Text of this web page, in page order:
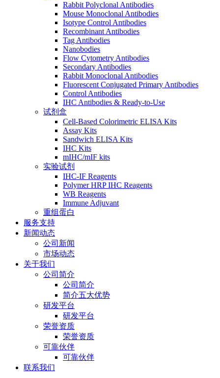
Rabbit Polyclonal Antibodies
Mouse Monoclonal Antibodies
Isotype Control Antibodies
Recombinant Antibodies
Tag Antibodies
Nanobodies
Flow Cytometry Antibodies
Secondary Antibodies
Rabbit Monoclonal Antibodies
Fluorescent Conjugated Primary Antibodies
Control Antibodies
IHC Antibodies & Ready-to-Use
试剂盒
Cell-Based Colorimetric ELISA Kits
Assay Kits
Sandwich ELISA Kits
IHC Kits
mIHC/mIF kits
实验试剂
IHC-IF Reagents
Polymer HRP IHC Reagents
WB Reagents
Immune Adjuvant
重组蛋白
服务支持
新闻动态
公司新闻
市场动态
关于我们
公司简介
公司简介
简介五大优势
研发平台
研发平台
荣誉资质
荣誉资质
可靠伙伴
可靠伙伴
联系我们